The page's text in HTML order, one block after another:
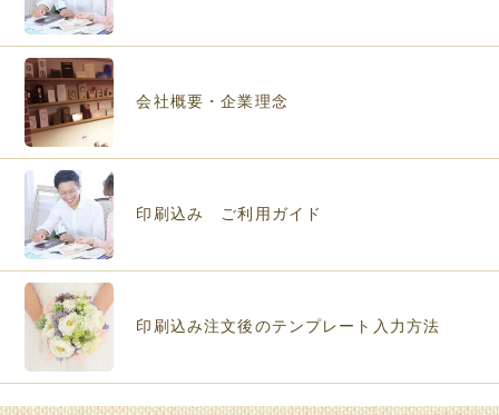
会社概要・企業理念
印刷込み ご利用ガイド
印刷込み注文後のテンプレート入力方法